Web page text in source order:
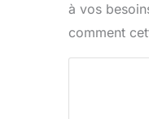
à vos
comment